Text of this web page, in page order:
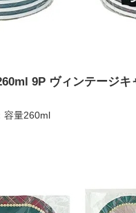
9P ヴィンテージキ
容量260ml